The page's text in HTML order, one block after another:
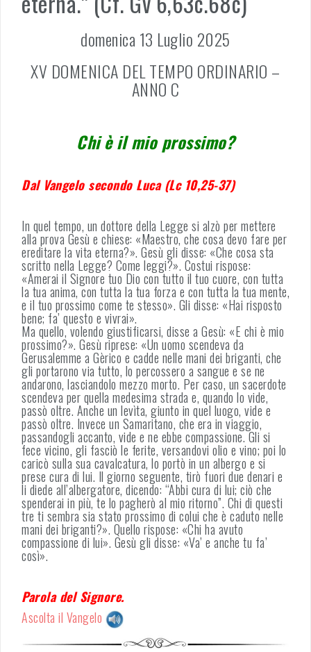
domenica 13 Luglio 2025
XV DOMENICA DEL TEMPO ORDINARIO –
ANNO C
Chi è il mio prossimo?
Dal Vangelo secondo Luca (Lc 10,25-37)
In quel tempo, un dottore della Legge si alzò per mettere
alla prova Gesù e chiese: «Maestro, che cosa devo fare per
ereditare la vita eterna?». Gesù gli disse: «Che cosa sta
scritto nella Legge? Come leggi?». Costui rispose:
«Amerai il Signore tuo Dio con tutto il tuo cuore, con tutta
la tua anima, con tutta la tua forza e con tutta la tua mente,
e il tuo prossimo come te stesso». Gli disse: «Hai risposto
bene; fa’ questo e vivrai».
Ma quello, volendo giustificarsi, disse a Gesù: «E chi è mio
prossimo?». Gesù riprese: «Un uomo scendeva da
Gerusalemme a Gèrico e cadde nelle mani dei briganti, che
gli portarono via tutto, lo percossero a sangue e se ne
andarono, lasciandolo mezzo morto. Per caso, un sacerdote
scendeva per quella medesima strada e, quando lo vide,
passò oltre. Anche un levìta, giunto in quel luogo, vide e
passò oltre. Invece un Samaritano, che era in viaggio,
passandogli accanto, vide e ne ebbe compassione. Gli si
fece vicino, gli fasciò le ferite, versandovi olio e vino; poi lo
caricò sulla sua cavalcatura, lo portò in un albergo e si
prese cura di lui. Il giorno seguente, tirò fuori due denari e
li diede all’albergatore, dicendo: “Abbi cura di lui; ciò che
spenderai in più, te lo pagherò al mio ritorno”. Chi di questi
tre ti sembra sia stato prossimo di colui che è caduto nelle
mani dei briganti?». Quello rispose: «Chi ha avuto
compassione di lui». Gesù gli disse: «Va’ e anche tu fa’
così».
Parola del Signore.
Ascolta il Vangelo